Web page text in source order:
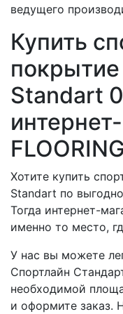
ведущего
Купить
Standart
Хотите купить
Standart по
Тогда интернет-
именно то место,
У нас вы можете
Спортлайн
необходимой
и оформите заказ.